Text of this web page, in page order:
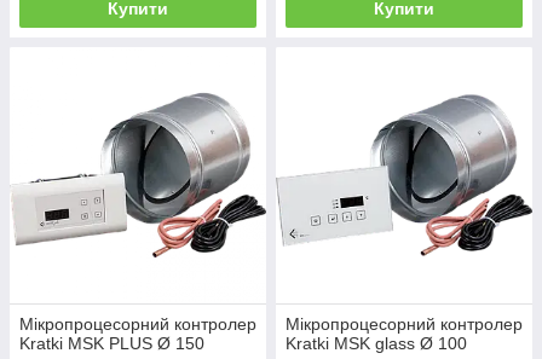
Купити Купити
Мікропроцесорний контролер
Kratki MSK PLUS Ø 150
Мікропроцесорний контролер
Kratki MSK glass Ø 100